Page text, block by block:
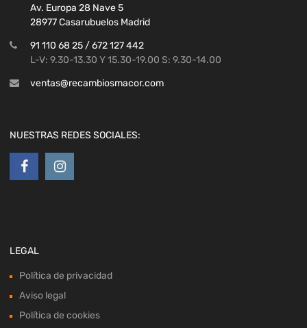
Av. Europa 28 Nave 5
28977 Casarubuelos Madrid
91 110 68 25 / 672 127 442
L-V: 9.30-13.30 Y 15.30-19.00 S: 9.30-14.00
ventas@recambiosmacor.com
NUESTRAS REDES SOCIALES:
LEGAL
Política de privacidad
Aviso legal
Política de cookies